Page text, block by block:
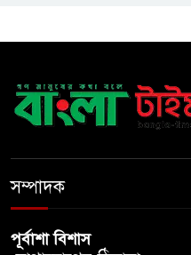
সম্পাদক
পূর্বাশা বিশাস